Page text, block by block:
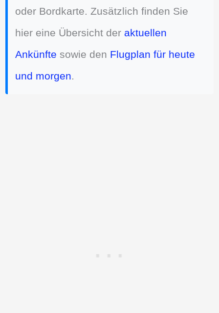
oder Bordkarte. Zusätzlich finden Sie
hier eine Übersicht der aktuellen
Ankünfte sowie den Flugplan für heute
und morgen.